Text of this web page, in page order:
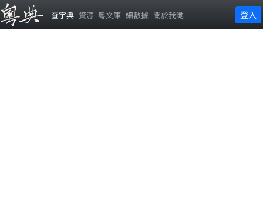
查字典 資源 粵文庫 細數據 關於我哋 登入